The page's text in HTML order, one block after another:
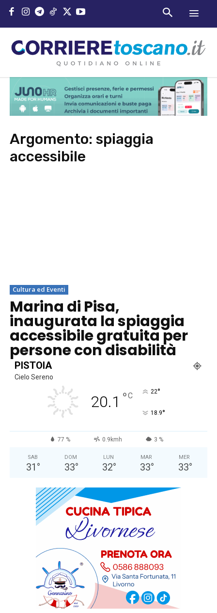
Argomento: spiaggia
accessibile
Cultura ed Eventi
Marina di Pisa,
inaugurata la spiaggia
accessibile gratuita per
persone con disabilità
PISTOIA
Cielo Sereno
20.1 °C 22°
18.9°
77 % 0.9kmh 3 %
SAB
31 °
DOM
33°
LUN
32°
MAR
33°
MER
33°